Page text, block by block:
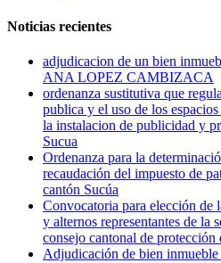
Noticias recientes
adjudicacion de un bien
ANA LOPEZ CAMBIZACA
ordenanza sustitutiva que
publica y el uso de los
la instalacion de publicidad y
Sucua
Ordenanza para la
recaudación del impuesto de
cantón Sucúa
Convocatoria para elección de
y alternos representantes de la
consejo cantonal de protección
Adjudicación de bien